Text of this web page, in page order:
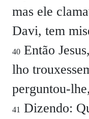
mas ele
Davi, tem
40 Então
lho
perguntou-lhe,
41 Dizendo: